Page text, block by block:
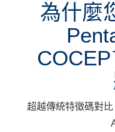
為什麼
超越傳統特徵碼對